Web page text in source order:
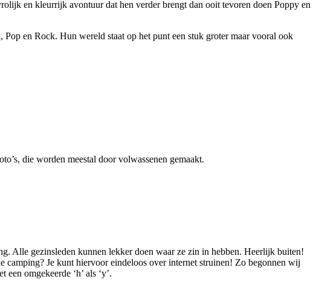
en kleurrijk avontuur dat hen verder brengt dan ooit tevoren doen Poppy en
en Rock. Hun wereld staat op het punt een stuk groter maar vooral ook
die worden meestal door volwassenen gemaakt.
Alle gezinsleden kunnen lekker doen waar ze zin in hebben. Heerlijk buiten!
Je kunt hiervoor eindeloos over internet struinen! Zo begonnen wij
omgekeerde ‘h’ als ‘y’.